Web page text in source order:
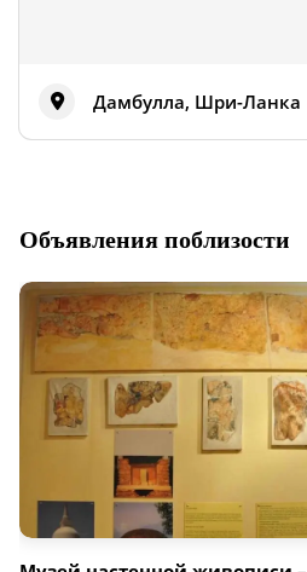
Дамбулла, Шри-Ланка
Объявления поблизости